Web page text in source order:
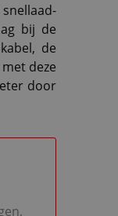
bij de
de
deze
door